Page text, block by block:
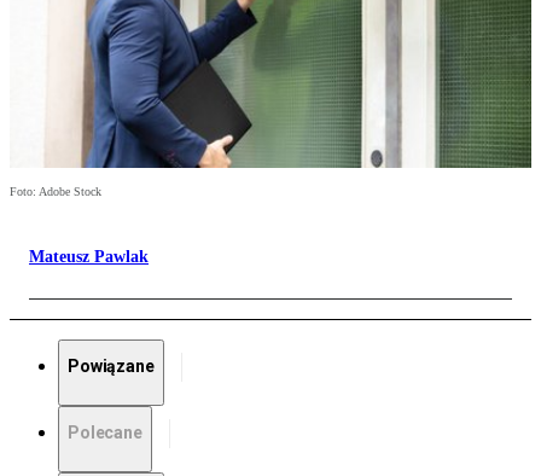
Foto: Adobe Stock
Mateusz Pawlak
Powiązane
Polecane